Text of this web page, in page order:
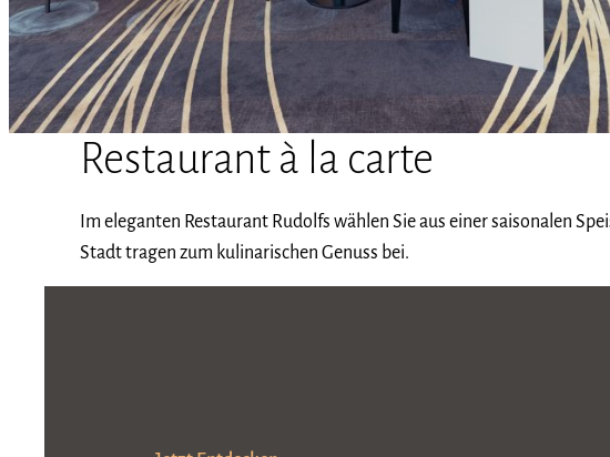
Restaurant à la carte
Im eleganten Restaurant Rudolfs wählen Sie aus einer saisonalen
Stadt tragen zum kulinarischen Genuss bei.